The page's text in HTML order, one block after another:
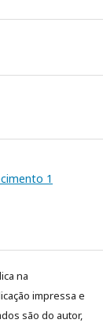
1
na
impressa e
são do autor,